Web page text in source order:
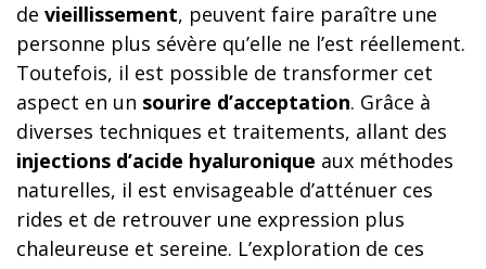
de vieillissement, peuvent faire paraître une
personne plus sévère qu’elle ne l’est réellement.
Toutefois, il est possible de transformer cet
aspect en un sourire d’acceptation. Grâce à
diverses techniques et traitements, allant des
injections d’acide hyaluronique aux méthodes
naturelles, il est envisageable d’atténuer ces
rides et de retrouver une expression plus
chaleureuse et sereine. L’exploration de ces